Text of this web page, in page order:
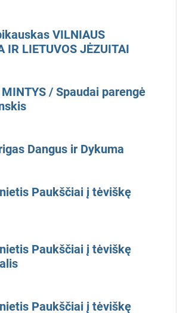
VILNIAUS
IR LIETUVOS JĖZUITAI
MINTYS / Spaudai parengė
Dangus ir Dykuma
Paukščiai į tėviškę
Paukščiai į tėviškę
Paukščiai į tėviškę